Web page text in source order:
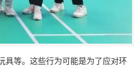
具等。这些行为可能是为了应对环